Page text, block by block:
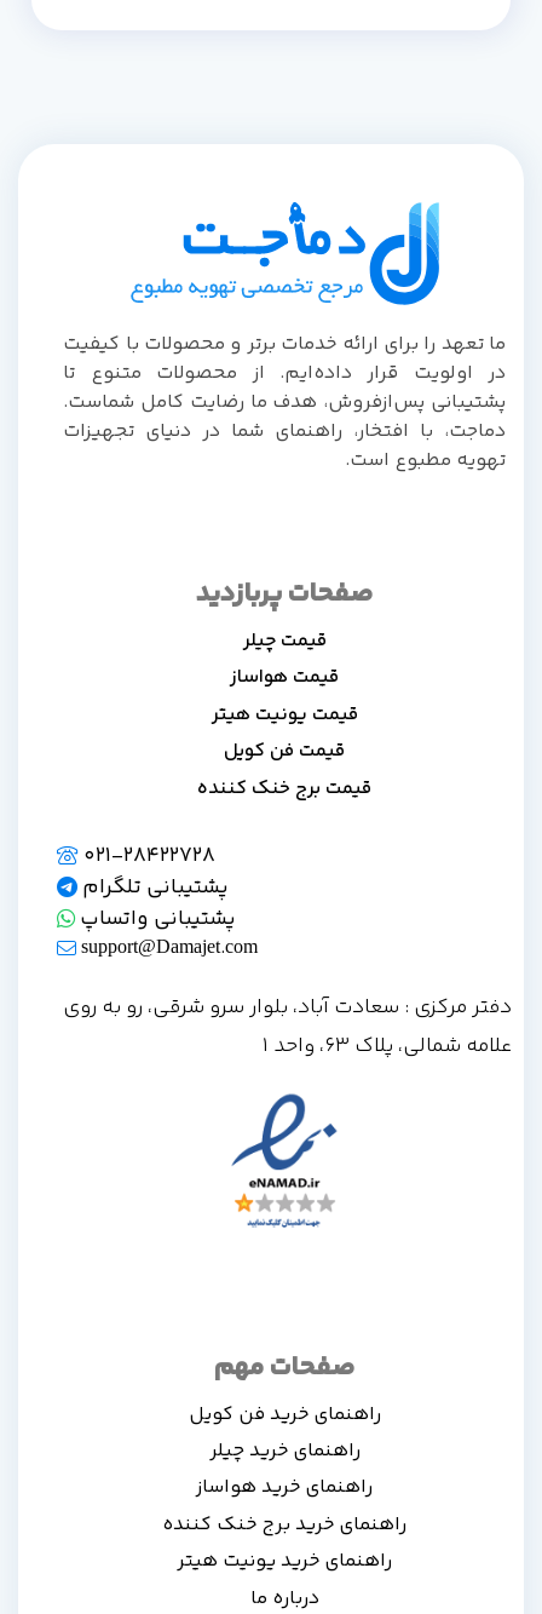
ما تعهد را برای ارائه خدمات برتر و محصولات با کیفیت
در اولویت قرار داده‌ایم. از محصولات متنوع تا
پشتیبانی پس‌از‌فروش، هدف ما رضایت کامل شماست.
دماجت، با افتخار، راهنمای شما در دنیای تجهیزات
تهویه مطبوع است.
صفحات پربازدید
قیمت چیلر
قیمت هواساز
قیمت یونیت هیتر
قیمت فن کویل
قیمت برج خنک کننده
صفحات مهم
راهنمای خرید فن کویل
راهنمای خرید چیلر
راهنمای خرید هواساز
راهنمای خرید برج خنک کننده
راهنمای خرید یونیت هیتر
درباره ما
021-28422728
پشتیبانی تلگرام
پشتیبانی واتساپ
support@Damajet.com
دفتر مرکزی : سعادت آباد، بلوار سرو شرقی، رو به روی
علامه شمالی، پلاک 63، واحد 1